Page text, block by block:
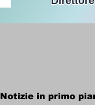
Notizie in primo